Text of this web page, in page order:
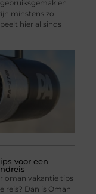
en
minstens zo
hier al sinds
voor een
oman vakantie tips
reis? Dan is Oman